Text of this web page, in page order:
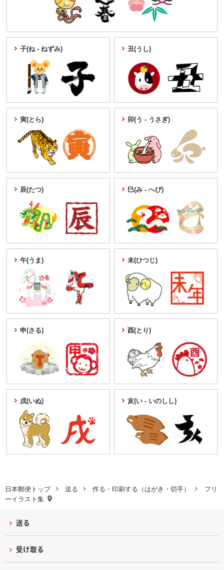
日本郵便トップ 送る 作る・印刷する（はがき・切手）
フリ
ーイラスト集
子(ね - ねずみ) 丑(うし)
寅(とら) 卯(う - うさぎ)
辰(たつ) 巳(み - へび)
午(うま) 未(ひつじ)
申(さる) 酉(とり)
戌(いぬ) 亥(い - いのしし)
送る
受け取る